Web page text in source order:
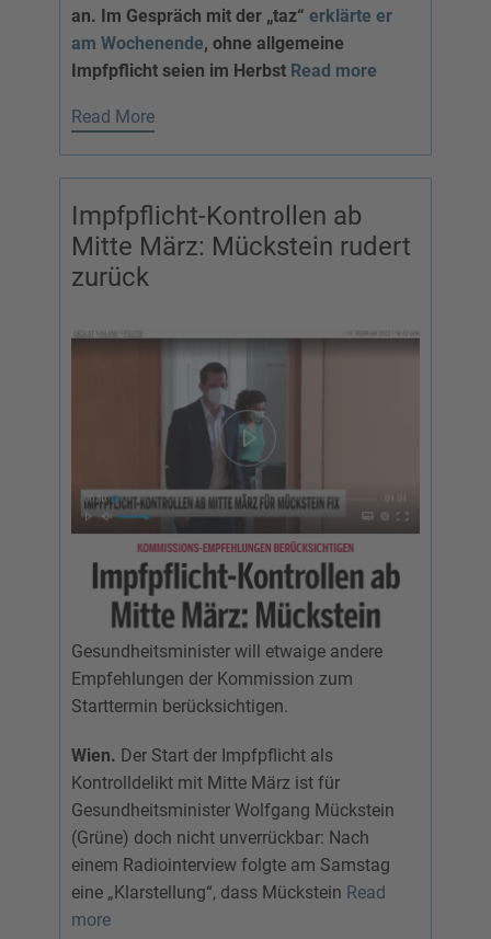
an. Im Gespräch mit der „taz“ erklärte er
am Wochenende, ohne allgemeine
Impfpflicht seien im Herbst Read more
Read More
Impfpflicht-Kontrollen ab
Mitte März: Mückstein rudert
zurück
Gesundheitsminister will etwaige andere
Empfehlungen der Kommission zum
Starttermin berücksichtigen.
Wien. Der Start der Impfpflicht als
Kontrolldelikt mit Mitte März ist für
Gesundheitsminister Wolfgang Mückstein
(Grüne) doch nicht unverrückbar: Nach
einem Radiointerview folgte am Samstag
eine „Klarstellung“, dass Mückstein Read
more